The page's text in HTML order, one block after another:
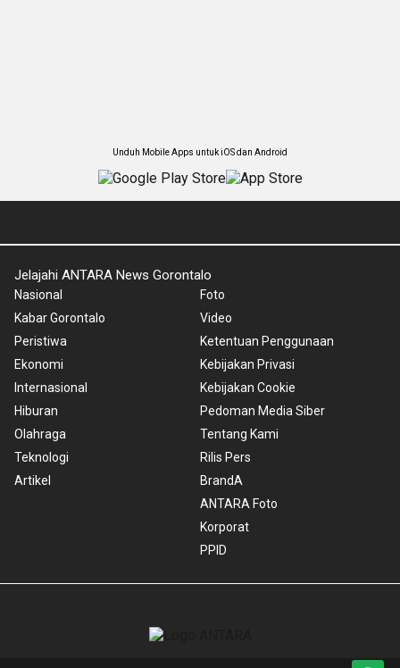
Unduh Mobile Apps untuk iOS dan Android
Jelajahi ANTARA News Gorontalo
Nasional
Kabar Gorontalo
Peristiwa
Ekonomi
Internasional
Hiburan
Olahraga
Teknologi
Artikel
Foto
Video
Ketentuan Penggunaan
Kebijakan Privasi
Kebijakan Cookie
Pedoman Media Siber
Tentang Kami
Rilis Pers
BrandA
ANTARA Foto
Korporat
PPID